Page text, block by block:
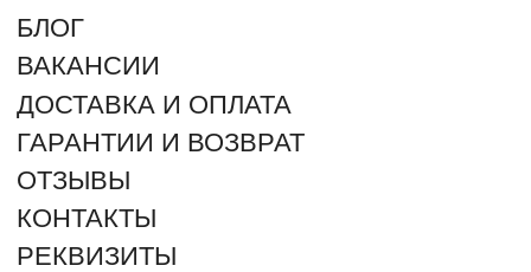
+7 (905) 847-99-99
ЗАКАЗАТЬ ЗВОНОК
г. Орск, проспект Ленина 103А
г. Орск, проспект Ленина 75А